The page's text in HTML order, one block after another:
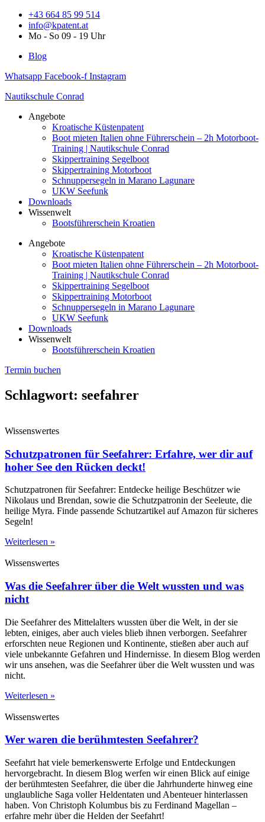
Zum
Inhalt
springen
+43 664 85 99 514
info@kpatent.at
Mo - So 09 - 19 Uhr
Blog
Whatsapp Facebook-f Instagram
Nautikschule Conrad
Angebote
Kroatische Küstenpatent
Boot mieten Italien ohne Führerschein – 2h Motorboot-
Training | Nautikschule Conrad
Skippertraining Segelboot
Skippertraining Motorboot
Schnuppersegeln in Marano Lagunare
UKW Seefunk
Downloads
Wissenwelt
Bootsführerschein Kroatien
Angebote
Kroatische Küstenpatent
Boot mieten Italien ohne Führerschein – 2h Motorboot-
Training | Nautikschule Conrad
Skippertraining Segelboot
Skippertraining Motorboot
Schnuppersegeln in Marano Lagunare
UKW Seefunk
Downloads
Wissenwelt
Bootsführerschein Kroatien
Termin buchen
Schlagwort: seefahrer
Wissenswertes
Schutzpatronen für Seefahrer: Erfahre, wer dir auf
hoher See den Rücken deckt!
Schutzpatronen für Seefahrer: Entdecke heilige Beschützer wie
Nikolaus und Brendan, sowie die Schutzpatronin der Seeleute, die
heilige Myra. Finde passende Schutzartikel auf Amazon für sicheres
Segeln!
Weiterlesen »
Wissenswertes
Was die Seefahrer über die Welt wussten und was
nicht
Die Seefahrer des Mittelalters wussten über die Welt, in der sie
lebten, einiges, aber auch vieles blieb ihnen verborgen. Seefahrer
erforschten neue Regionen und Kontinente, stießen aber auch auf
viele unbekannte Gefahren und Hindernisse. In diesem Blog werden
wir uns ansehen, was die Seefahrer über die Welt wussten und was
nicht.
Weiterlesen »
Wissenswertes
Wer waren die berühmtesten Seefahrer?
Seefahrt hat viele bemerkenswerte Erfolge und Entdeckungen
hervorgebracht. In diesem Blog werfen wir einen Blick auf einige
der berühmtesten Seefahrer, die über die Jahrhunderte hinweg eine
unglaubliche Saga voller Heldentaten und Abenteuer hinterlassen
haben. Von Christoph Kolumbus bis zu Ferdinand Magellan –
erfahre mehr über die Helden der Seefahrt!